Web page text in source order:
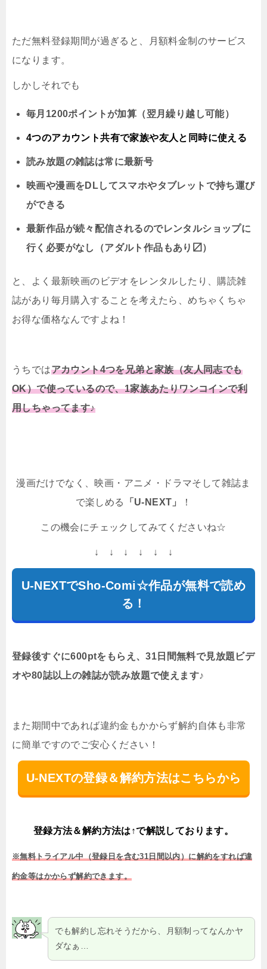
ただ無料登録期間が過ぎると、月額料金制のサービス
になります。
しかしそれでも
毎月1200ポイントが加算（翌月繰り越し可能）
4つのアカウント共有で家族や友人と同時に使える
読み放題の雑誌は常に最新号
映画や漫画をDLしてスマホやタブレットで持ち運び
ができる
最新作品が続々配信されるのでレンタルショップに
行く必要がなし（アダルト作品もあり〼）
と、よく最新映画のビデオをレンタルしたり、購読雑
誌があり毎月購入することを考えたら、めちゃくちゃ
お得な価格なんですよね！
うちではアカウント4つを兄弟と家族（友人同志でも
OK）で使っているので、1家族あたりワンコインで利
用しちゃってます♪
漫画だけでなく、映画・アニメ・ドラマそして雑誌ま
で楽しめる
「U-NEXT」 ！
この機会にチェックしてみてくださいね☆
↓ ↓ ↓ ↓ ↓ ↓
U-NEXTでSho-Comi☆作品が無料で読め
る！
登録後すぐに600ptをもらえ、31日間無料で見放題ビデ
オや80誌以上の雑誌が読み放題で使えます♪
また期間中であれば違約金もかからず解約自体も非常
に簡単ですのでご安心ください！
U-NEXTの登録＆解約方法はこちらから
登録方法＆解約方法は↑で解説しております。
※無料トライアル中（登録日を含む31日間以内）に解約をすれば違
約金等はかからず解約できます。
でも解約し忘れそうだから、月額制ってなんかヤ
ダなぁ…